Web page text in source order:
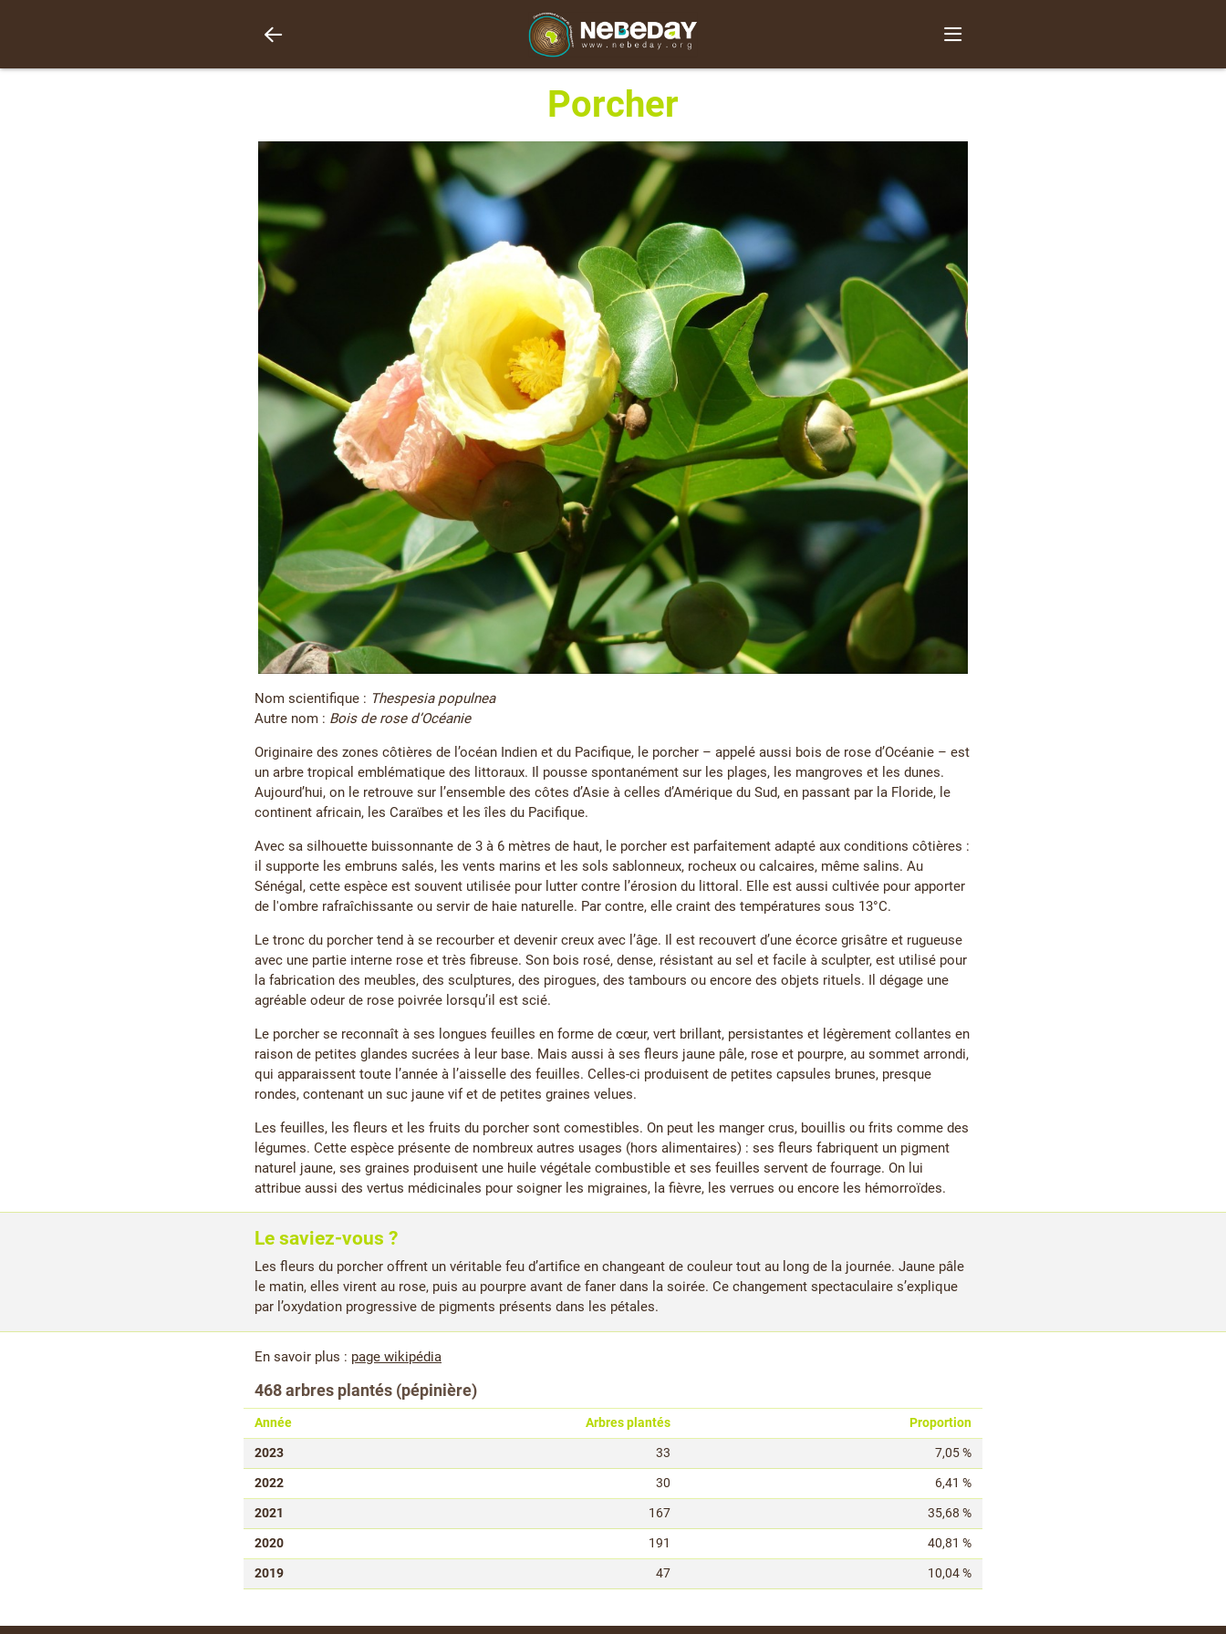
Porcher
Nom scientifique : Thespesia populnea
Autre nom : Bois de rose d’Océanie
Originaire des zones côtières de l’océan Indien et du Pacifique, le porcher – appelé aussi bois de rose d’Océanie – est
un arbre tropical emblématique des littoraux. Il pousse spontanément sur les plages, les mangroves et les dunes.
Aujourd’hui, on le retrouve sur l’ensemble des côtes d’Asie à celles d’Amérique du Sud, en passant par la Floride, le
continent africain, les Caraïbes et les îles du Pacifique.
Avec sa silhouette buissonnante de 3 à 6 mètres de haut, le porcher est parfaitement adapté aux conditions côtières :
il supporte les embruns salés, les vents marins et les sols sablonneux, rocheux ou calcaires, même salins. Au
Sénégal, cette espèce est souvent utilisée pour lutter contre l’érosion du littoral. Elle est aussi cultivée pour apporter
de l'ombre rafraîchissante ou servir de haie naturelle. Par contre, elle craint des températures sous 13°C.
Le tronc du porcher tend à se recourber et devenir creux avec l’âge. Il est recouvert d’une écorce grisâtre et rugueuse
avec une partie interne rose et très fibreuse. Son bois rosé, dense, résistant au sel et facile à sculpter, est utilisé pour
la fabrication des meubles, des sculptures, des pirogues, des tambours ou encore des objets rituels. Il dégage une
agréable odeur de rose poivrée lorsqu’il est scié.
Le porcher se reconnaît à ses longues feuilles en forme de cœur, vert brillant, persistantes et légèrement collantes en
raison de petites glandes sucrées à leur base. Mais aussi à ses fleurs jaune pâle, rose et pourpre, au sommet arrondi,
qui apparaissent toute l’année à l’aisselle des feuilles. Celles-ci produisent de petites capsules brunes, presque
rondes, contenant un suc jaune vif et de petites graines velues.
Les feuilles, les fleurs et les fruits du porcher sont comestibles. On peut les manger crus, bouillis ou frits comme des
légumes. Cette espèce présente de nombreux autres usages (hors alimentaires) : ses fleurs fabriquent un pigment
naturel jaune, ses graines produisent une huile végétale combustible et ses feuilles servent de fourrage. On lui
attribue aussi des vertus médicinales pour soigner les migraines, la fièvre, les verrues ou encore les hémorroïdes.
Le saviez-vous ?
Les fleurs du porcher offrent un véritable feu d’artifice en changeant de couleur tout au long de la journée. Jaune pâle
le matin, elles virent au rose, puis au pourpre avant de faner dans la soirée. Ce changement spectaculaire s’explique
par l’oxydation progressive de pigments présents dans les pétales.
En savoir plus : page wikipédia
468 arbres plantés (pépinière)
Année Arbres plantés
Proportion
2023
33
7,05 %
2022
30
6,41 %
2021
167
35,68 %
2020
191
40,81 %
2019
47 10,04 %